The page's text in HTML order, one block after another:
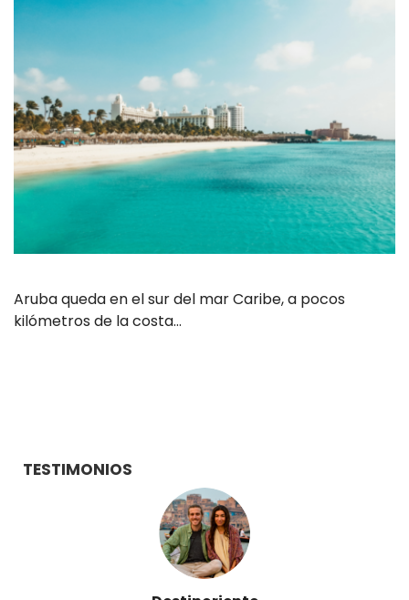
Aruba queda en el sur del mar Caribe, a pocos
kilómetros de la costa…
TESTIMONIOS